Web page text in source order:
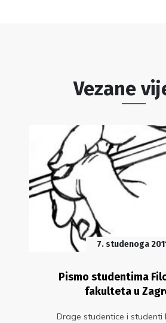
Vezane
7. studenoga
Pismo studentima
fakulteta u
Drage studentice i studenti